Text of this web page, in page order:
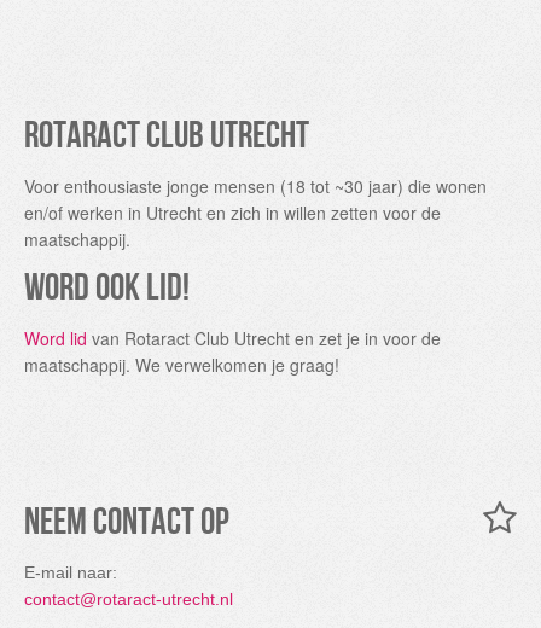
Rotaract Club Utrecht
Voor enthousiaste jonge mensen (18 tot ~30 jaar) die wonen
en/of werken in Utrecht en zich in willen zetten voor de
maatschappij.
Word ook lid!
Word lid van Rotaract Club Utrecht en zet je in voor de
maatschappij. We verwelkomen je graag!
Neem contact op
E-mail naar:
contact@rotaract-utrecht.nl